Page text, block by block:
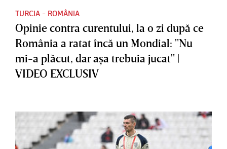
TURCIA - ROMÂNIA
Opinie contra curentului, la o zi după ce
România a ratat încă un Mondial: "Nu
mi-a plăcut, dar aşa trebuia jucat" |
VIDEO EXCLUSIV